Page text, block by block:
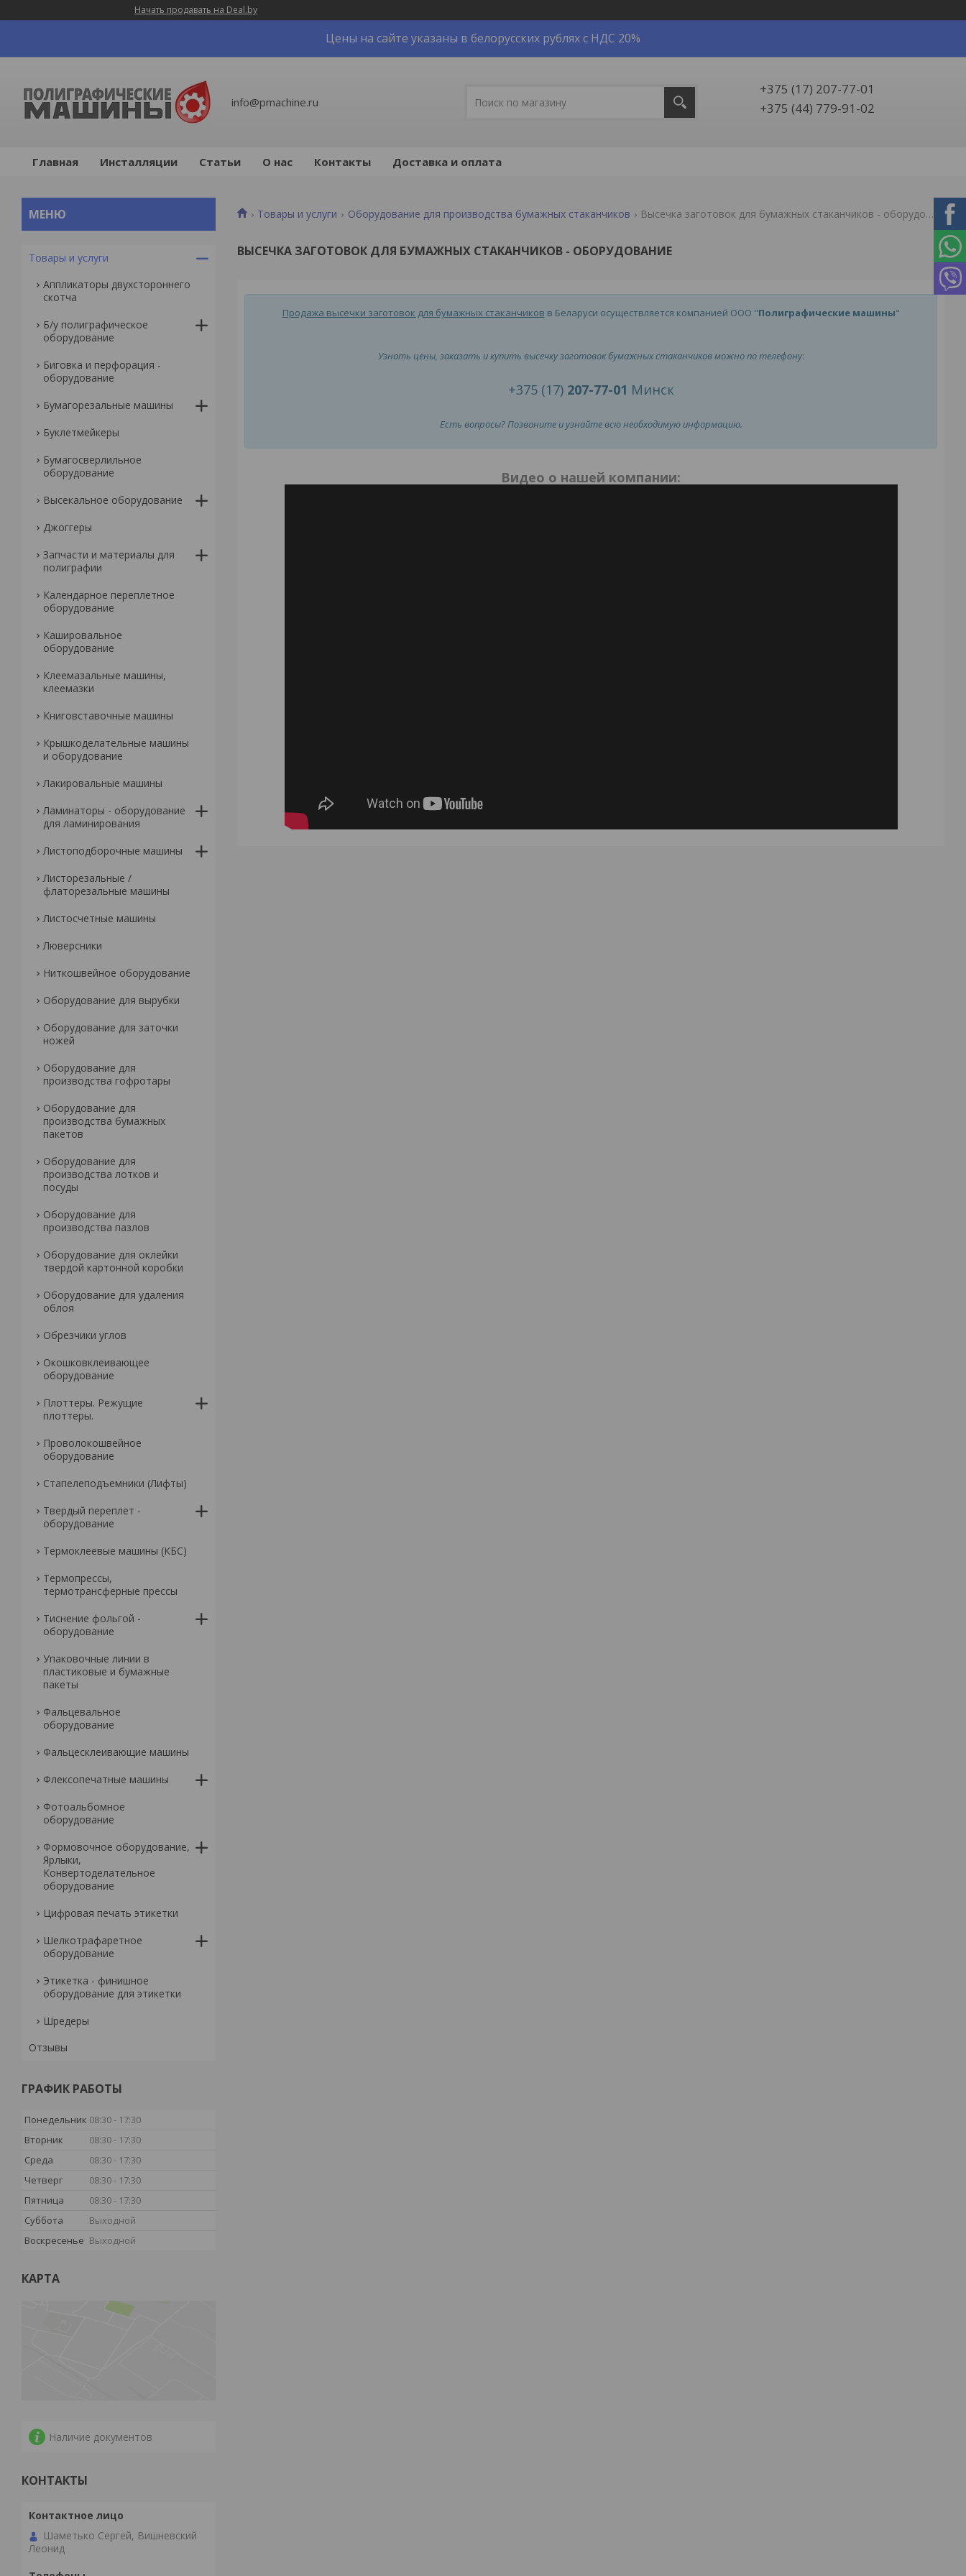
Начать продавать на Deal.by
Цены на сайте указаны в белорусских рублях с НДС 20%
info@pmachine.ru
+375 (17) 207-77-01
+375 (44) 779-91-02
Главная Инсталляции Статьи О нас Контакты Доставка и оплата
Товары и услуги Оборудование для производства бумажных стаканчиков Высечка заготовок для бумажных стаканчиков - оборудование
ВЫСЕЧКА ЗАГОТОВОК ДЛЯ БУМАЖНЫХ СТАКАНЧИКОВ - ОБОРУДОВАНИЕ
Продажа высечки заготовок для бумажных стаканчиков в Беларуси осуществляется компанией ООО "Полиграфические машины"
Узнать цены, заказать и купить высечку заготовок бумажных стаканчиков можно по телефону:
+375 (17) 207-77-01 Минск
Есть вопросы? Позвоните и узнайте всю необходимую информацию.
Видео о нашей компании:
Товары и услуги
Аппликаторы двухстороннего
скотча
Б/у полиграфическое
оборудование
Биговка и перфорация -
оборудование
Бумагорезальные машины
Буклетмейкеры
Бумагосверлильное
оборудование
Высекальное оборудование
Джоггеры
Запчасти и материалы для
полиграфии
Календарное переплетное
оборудование
Кашировальное
оборудование
Клеемазальные машины,
клеемазки
Книговставочные машины
Крышкоделательные машины
и оборудование
Лакировальные машины
Ламинаторы - оборудование
для ламинирования
Листоподборочные машины
Листорезальные /
флаторезальные машины
Листосчетные машины
Люверсники
Ниткошвейное оборудование
Оборудование для вырубки
Оборудование для заточки
ножей
Оборудование для
производства гофротары
Оборудование для
производства бумажных
пакетов
Оборудование для
производства лотков и
посуды
Оборудование для
производства пазлов
Оборудование для оклейки
твердой картонной коробки
Оборудование для удаления
облоя
Обрезчики углов
Окошковклеивающее
оборудование
Плоттеры. Режущие
плоттеры.
Проволокошвейное
оборудование
Стапелеподъемники (Лифты)
Твердый переплет -
оборудование
Термоклеевые машины (КБС)
Термопрессы,
термотрансферные прессы
Тиснение фольгой -
оборудование
Упаковочные линии в
пластиковые и бумажные
пакеты
Фальцевальное
оборудование
Фальцесклеивающие машины
Флексопечатные машины
Фотоальбомное
оборудование
Формовочное оборудование,
Ярлыки,
Конвертоделательное
оборудование
Цифровая печать этикетки
Шелкотрафаретное
оборудование
Этикетка - финишное
оборудование для этикетки
Шредеры
Отзывы
ГРАФИК РАБОТЫ
Понедельник 08:30
17:30
Вторник
08:30
17:30
Среда
08:30
17:30
Четверг
08:30
17:30
Пятница
08:30
17:30
Суббота
Выходной
Воскресенье Выходной
КАРТА
Наличие документов
КОНТАКТЫ
Шаметько Сергей, Вишневский
Леонид